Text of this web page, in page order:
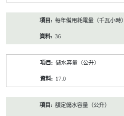
每年備用耗電量（千瓦小時）
36
儲水容量（公升）
17.0
額定儲水容量（公升）